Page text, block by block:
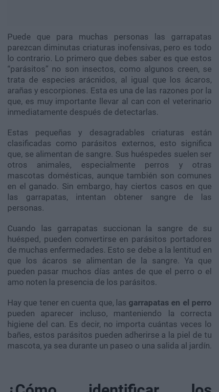
Puede que para muchas personas las garrapatas
parezcan diminutas criaturas inofensivas, pero es todo
lo contrario. Lo primero que debes saber es que estos
“parásitos” no son insectos, como algunos creen, se
trata de especies arácnidos, al igual que los ácaros,
arañas y escorpiones. Esta es una de las razones por la
que, es muy importante llevar al can con el veterinario
inmediatamente después de detectarlas.
Estas pequeñas y desagradables criaturas están
clasificadas como parásitos externos, esto significa
que, se alimentan de sangre. Sus huéspedes suelen ser
otros animales, especialmente perros y otras
mascotas domésticas, aunque también son comunes
en el ganado. Sin embargo, hay ciertos casos en que
las garrapatas, intentan obtener sangre de las
personas.
Cuando las garrapatas succionan la sangre de su
huésped, pueden convertirse en parásitos portadores
de muchas enfermedades. Esto se debe a la lentitud en
que los ácaros se alimentan de la sangre. Ya que
pueden pasar muchos días antes de que el perro o el
amo noten la presencia de los parásitos.
Hay que tener en cuenta que, las garrapatas en el perro
pueden aparecer incluso, manteniendo la correcta
higiene del can. Es decir, no importa cuántas veces lo
bañes, estos parásitos pueden adherirse a la piel de tu
mascota, ya sea durante un paseo o una salida al jardín.